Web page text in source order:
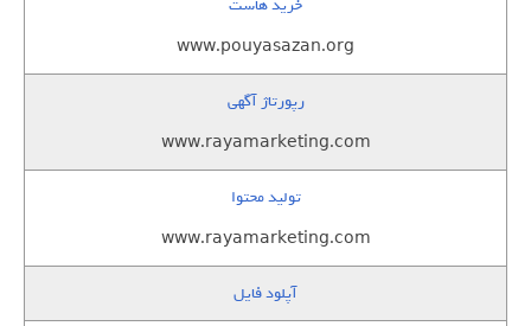
خرید هاست
www.pouyasazan.org
رپورتاژ آگهی
www.rayamarketing.com
تولید محتوا
www.rayamarketing.com
آپلود فایل